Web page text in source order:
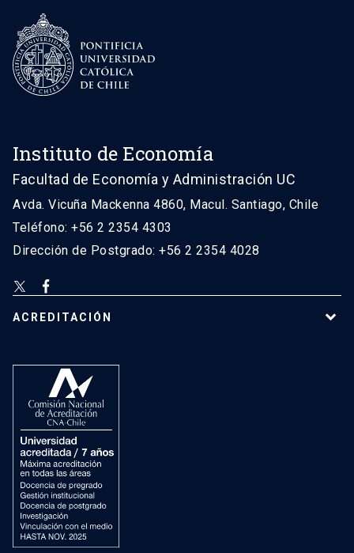
Instituto de Economía
Facultad de Economía y Administración UC
Avda. Vicuña Mackenna 4860, Macul. Santiago, Chile
Teléfono: +56 2 2354 4303
Dirección de Postgrado: +56 2 2354 4028
ACREDITACIÓN